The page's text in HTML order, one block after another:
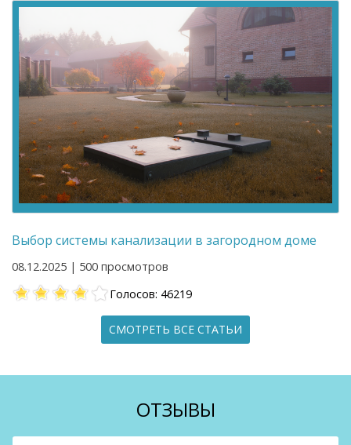
Выбор системы канализации в загородном доме
08.12.2025 | 500 просмотров
Голосов: 46219
СМОТРЕТЬ ВСЕ СТАТЬИ
ОТЗЫВЫ